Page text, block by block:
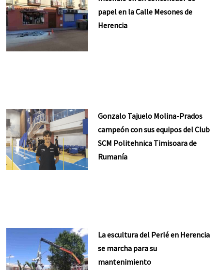
papel en la Calle Mesones de
Herencia
Gonzalo Tajuelo Molina-Prados
campeón con sus equipos del Club
SCM Politehnica Timisoara de
Rumanía
La escultura del Perlé en Herencia
se marcha para su
mantenimiento